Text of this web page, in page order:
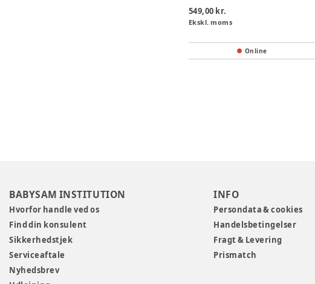
549,00 kr.
Ekskl. moms
Online
BABYSAM INSTITUTION
Hvorfor handle ved os
Find din konsulent
Sikkerhedstjek
Serviceaftale
Nyhedsbrev
INFO
Persondata & cookies
Handelsbetingelser
Fragt & Levering
Prismatch